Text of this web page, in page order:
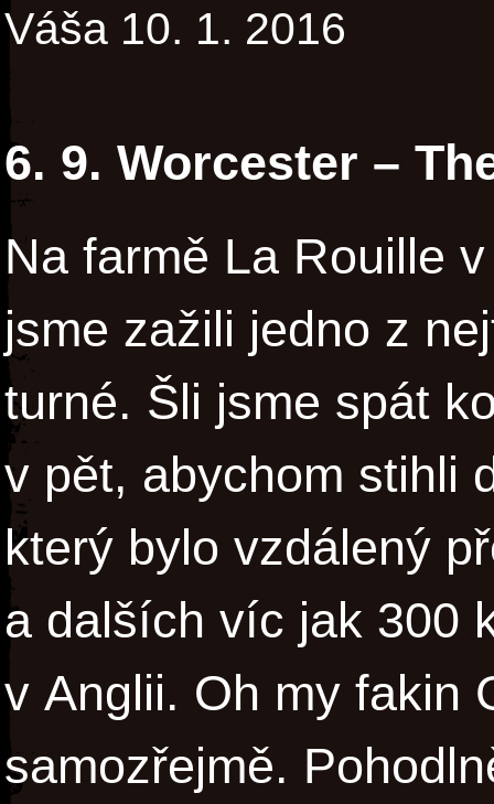
Váša 10. 1. 2016
6. 9. Worcester –
Na farmě La Rouille
jsme zažili jedno z
turné. Šli jsme spát
v pět, abychom stihli
který bylo vzdálený
a dalších víc jak 300
v Anglii. Oh my fakin
samozřejmě.